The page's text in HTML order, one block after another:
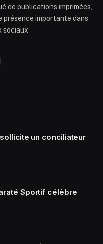
de publications imprimées,
présence importante dans
sociaux
un conciliateur
Sportif célèbre